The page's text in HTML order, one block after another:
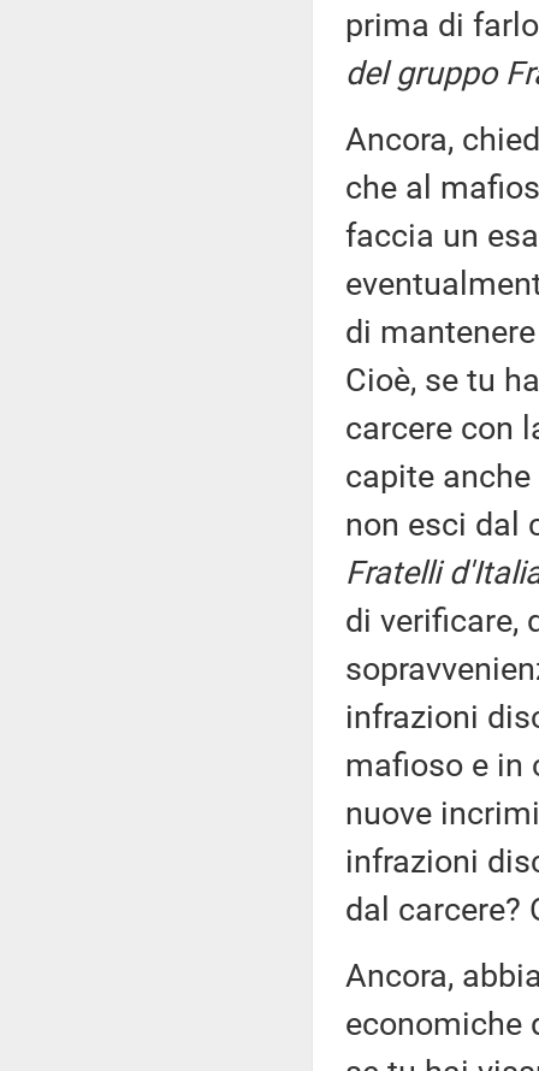
prima di
del gruppo
Ancora,
che al
faccia un
di
Cioè, se tu
carcere con
capite anche
non esci dal
Fratelli
di verificare,
infrazioni
mafioso e in
nuove
infrazioni
dal carcere?
Ancora,
economiche